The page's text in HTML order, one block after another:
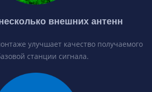
внешних антенн
улучшает качество получаемого
станции сигнала.